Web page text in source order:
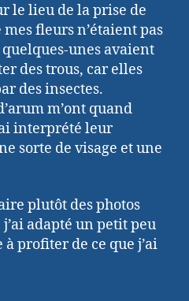
le lieu de la prise de
fleurs n’étaient pas
unes avaient
des trous, car elles
des insectes.
m’ont quand
interprété leur
sorte de visage et une
plutôt des photos
adapté un petit peu
profiter de ce que j’ai